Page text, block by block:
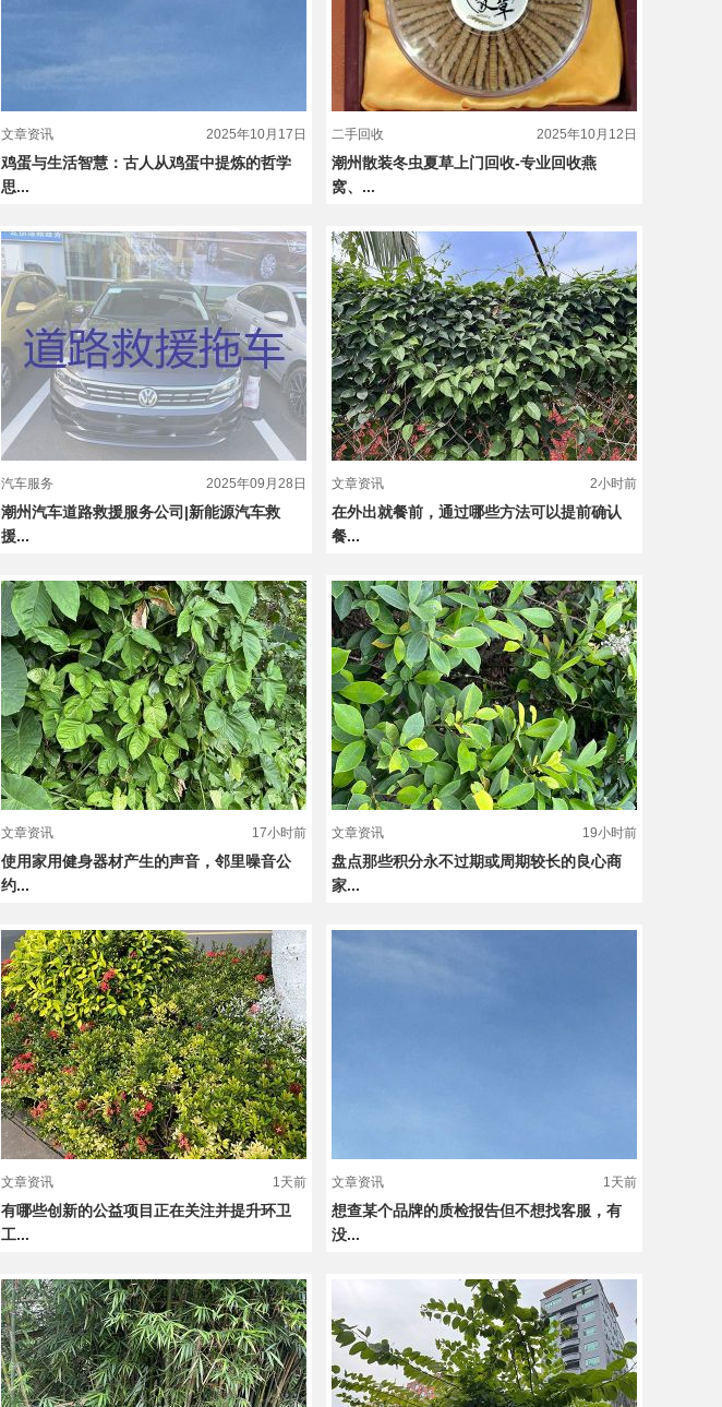
文章资讯 2025年10月17日
鸡蛋与生活智慧：古人从鸡蛋中提炼的哲学
思...
二手回收 2025年10月12日
潮州散装冬虫夏草上门回收-专业回收燕
窝、...
汽车服务 2025年09月28日
潮州汽车道路救援服务公司|新能源汽车救
援...
文章资讯 2小时前
在外出就餐前，通过哪些方法可以提前确认
餐...
文章资讯 17小时前
使用家用健身器材产生的声音，邻里噪音公
约...
文章资讯 19小时前
盘点那些积分永不过期或周期较长的良心商
家...
文章资讯 1天前
有哪些创新的公益项目正在关注并提升环卫
工...
文章资讯 1天前
想查某个品牌的质检报告但不想找客服，有
没...